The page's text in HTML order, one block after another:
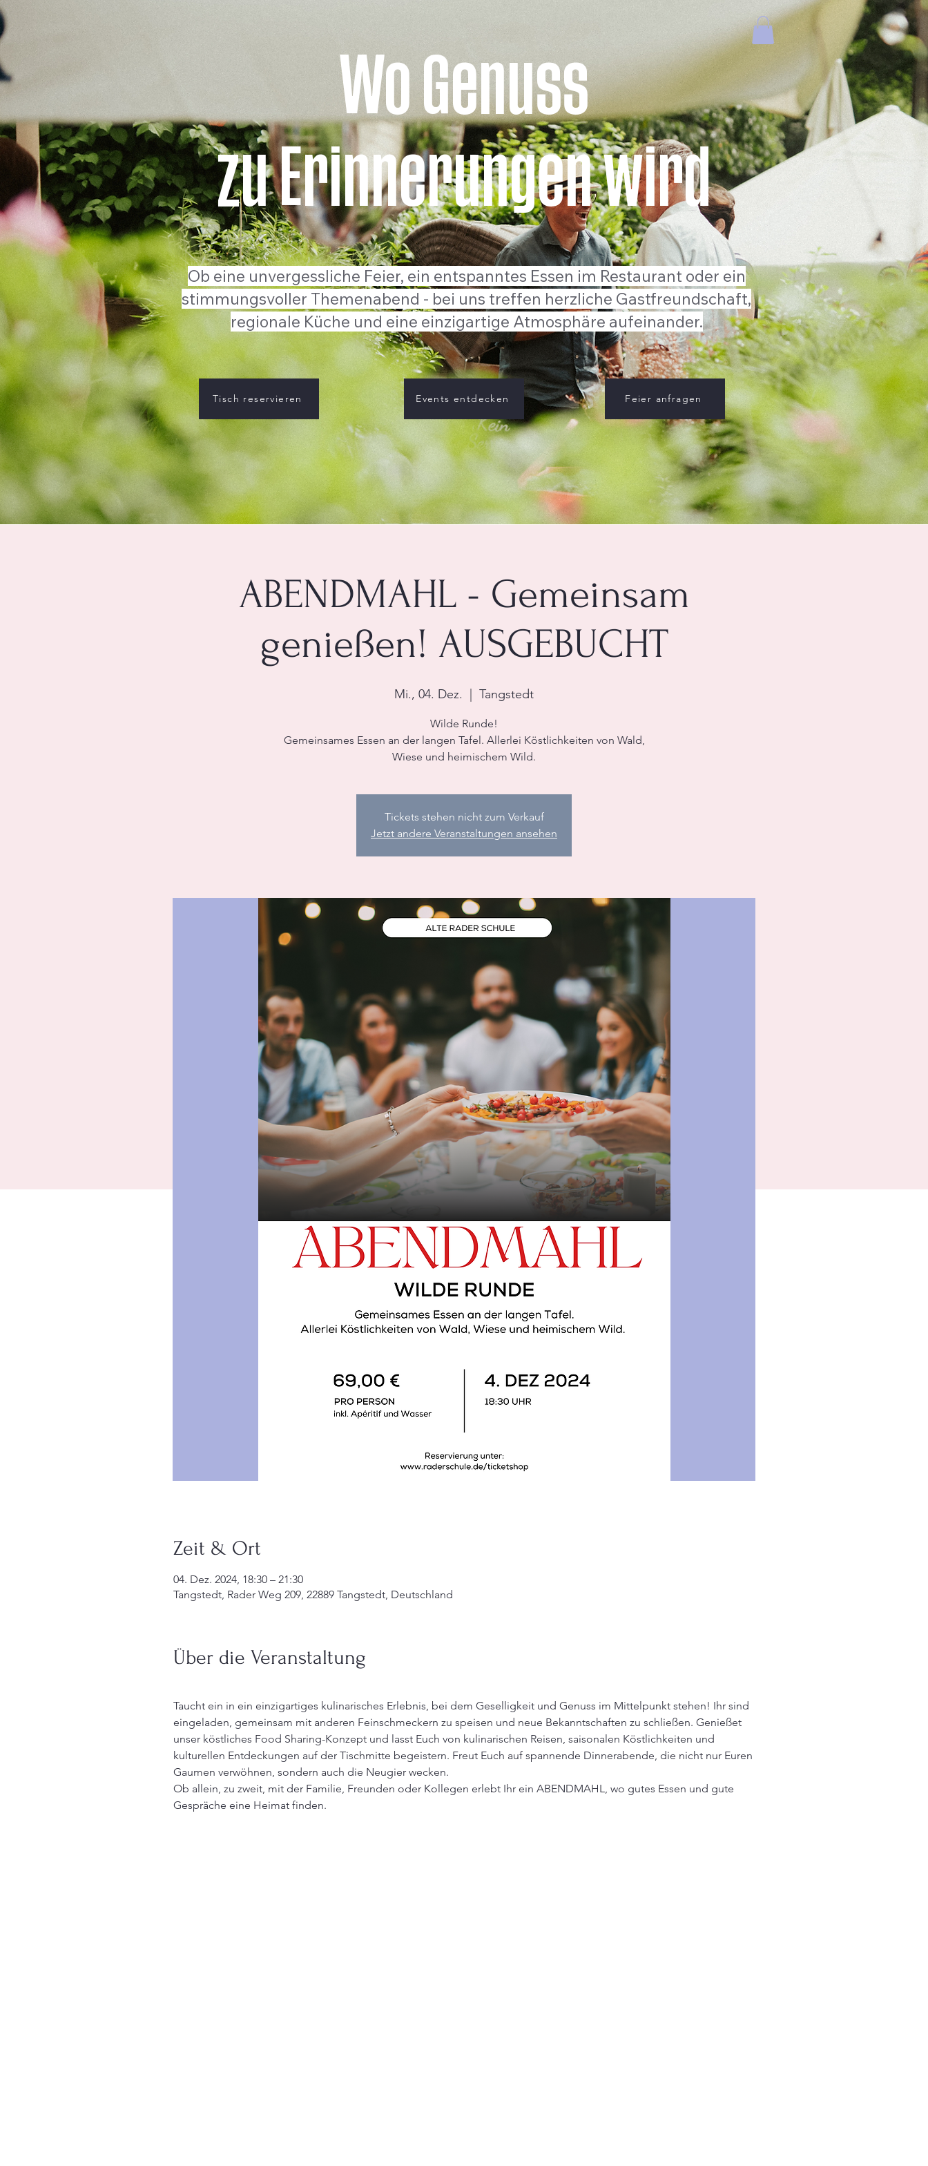
Wo Genuss
zu Erinnerungen wird
Ob eine unvergessliche Feier, ein entspanntes Essen im Restaurant oder ein
stimmungsvoller Themenabend - bei uns treffen herzliche Gastfreundschaft,
regionale Küche und eine einzigartige Atmosphäre aufeinander.
Tisch reservieren Events entdecken Feier anfragen
ABENDMAHL - Gemeinsam
genießen! AUSGEBUCHT
Mi., 04. Dez. Tangstedt
Wilde Runde!
Gemeinsames Essen an der langen Tafel. Allerlei Köstlichkeiten von Wald,
Wiese und heimischem Wild.
Tickets stehen nicht zum Verkauf
Jetzt andere Veranstaltungen ansehen
Zeit & Ort
04. Dez. 2024, 18:30 – 21:30
Tangstedt, Rader Weg 209, 22889 Tangstedt, Deutschland
Über die Veranstaltung
Taucht ein in ein einzigartiges kulinarisches Erlebnis, bei dem Geselligkeit und Genuss im Mittelpunkt stehen! Ihr sind
eingeladen, gemeinsam mit anderen Feinschmeckern zu speisen und neue Bekanntschaften zu schließen. Genießet
unser köstliches Food Sharing-Konzept und lasst Euch von kulinarischen Reisen, saisonalen Köstlichkeiten und
kulturellen Entdeckungen auf der Tischmitte begeistern. Freut Euch auf spannende Dinnerabende, die nicht nur Euren
Gaumen verwöhnen, sondern auch die Neugier wecken.
Ob allein, zu zweit, mit der Familie, Freunden oder Kollegen erlebt Ihr ein ABENDMAHL, wo gutes Essen und gute
Gespräche eine Heimat finden.